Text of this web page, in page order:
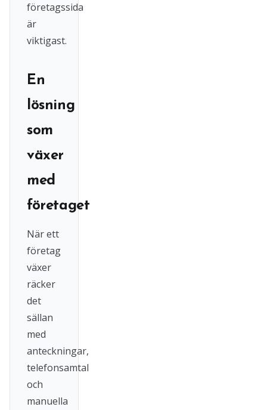
företagssida
är
viktigast.
En
lösning
som
växer
med
företaget
När ett
företag
växer
räcker
det
sällan
med
anteckningar,
telefonsamtal
och
manuella